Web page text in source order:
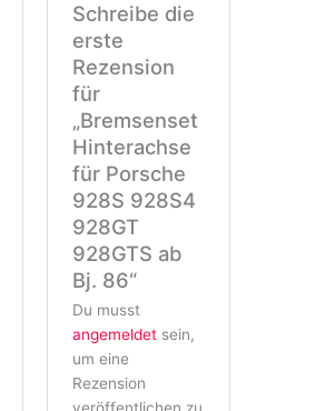
Schreibe die
erste
Rezension
für
„Bremsenset
Hinterachse
für Porsche
928S 928S4
928GT
928GTS ab
Bj. 86“
Du musst
angemeldet sein,
um eine
Rezension
veröffentlichen zu